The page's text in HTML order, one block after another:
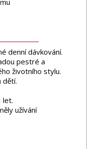
denní dávkování.
pestré a
životního stylu.
dětí.
let.
užívání